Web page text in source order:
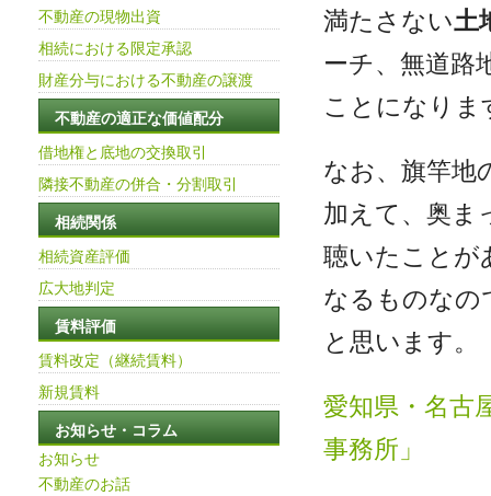
満たさない土
ーチ、無道路
ことになりま
なお、旗竿地
加えて、奥ま
聴いたことが
なるものなの
と思います。
愛知県・名古
事務所」
不動産の現物出資
相続における限定承認
財産分与における不動産の譲渡
不動産の適正な価値配分
借地権と底地の交換取引
隣接不動産の併合・分割取引
相続関係
相続資産評価
広大地判定
賃料評価
賃料改定（継続賃料）
新規賃料
お知らせ・コラム
お知らせ
不動産のお話